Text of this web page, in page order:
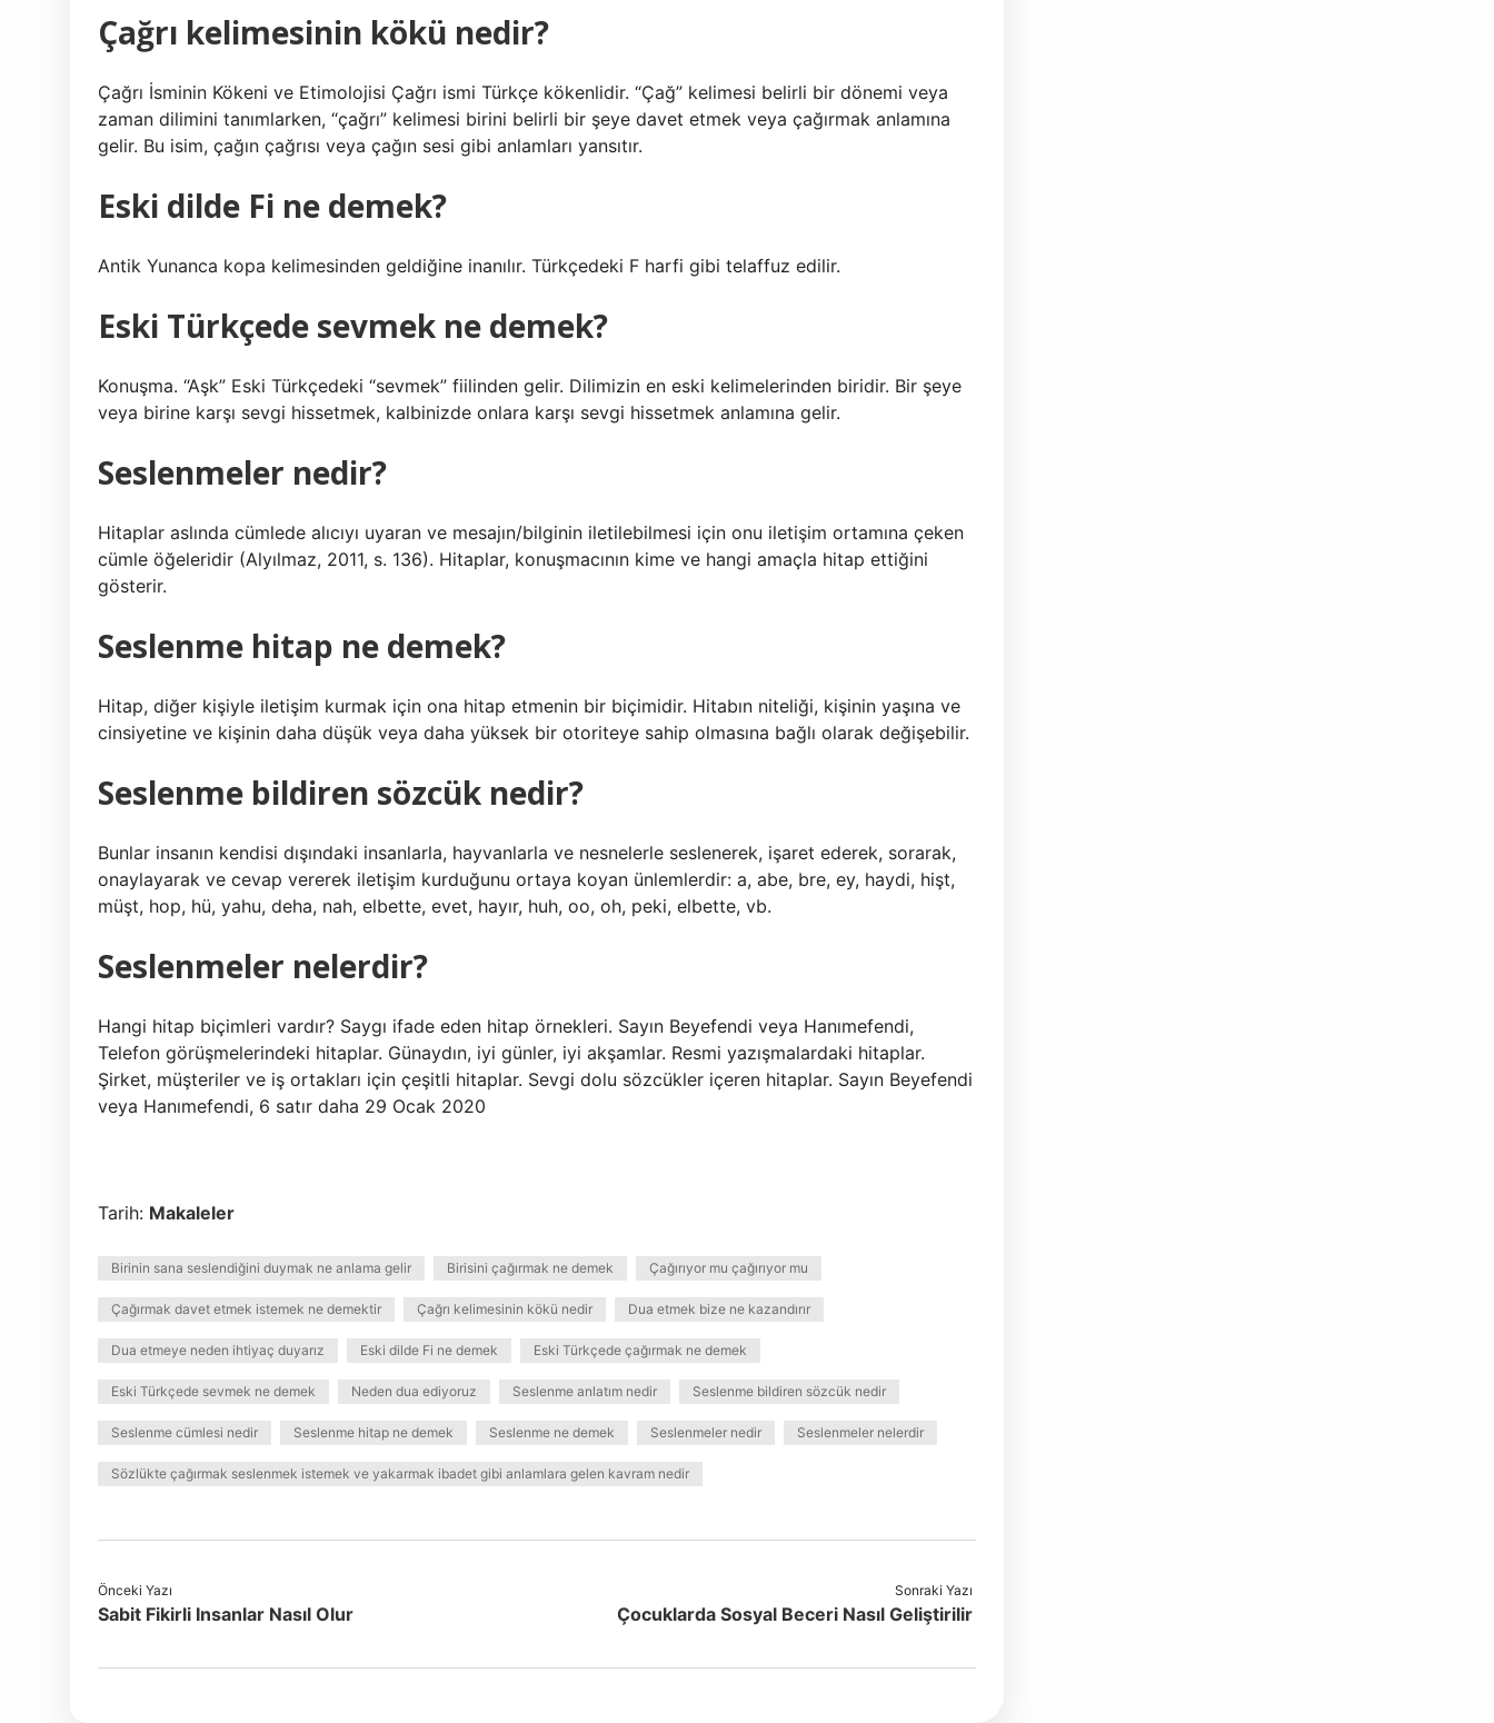
Çağrı kelimesinin kökü nedir?
Çağrı İsminin Kökeni ve Etimolojisi Çağrı ismi Türkçe kökenlidir. “Çağ” kelimesi belirli bir dönemi veya
zaman dilimini tanımlarken, “çağrı” kelimesi birini belirli bir şeye davet etmek veya çağırmak anlamına
gelir. Bu isim, çağın çağrısı veya çağın sesi gibi anlamları yansıtır.
Eski dilde Fi ne demek?
Antik Yunanca kopa kelimesinden geldiğine inanılır. Türkçedeki F harfi gibi telaffuz edilir.
Eski Türkçede sevmek ne demek?
Konuşma. “Aşk” Eski Türkçedeki “sevmek” fiilinden gelir. Dilimizin en eski kelimelerinden biridir. Bir şeye
veya birine karşı sevgi hissetmek, kalbinizde onlara karşı sevgi hissetmek anlamına gelir.
Seslenmeler nedir?
Hitaplar aslında cümlede alıcıyı uyaran ve mesajın/bilginin iletilebilmesi için onu iletişim ortamına çeken
cümle öğeleridir (Alyılmaz, 2011, s. 136). Hitaplar, konuşmacının kime ve hangi amaçla hitap ettiğini
gösterir.
Seslenme hitap ne demek?
Hitap, diğer kişiyle iletişim kurmak için ona hitap etmenin bir biçimidir. Hitabın niteliği, kişinin yaşına ve
cinsiyetine ve kişinin daha düşük veya daha yüksek bir otoriteye sahip olmasına bağlı olarak değişebilir.
Seslenme bildiren sözcük nedir?
Bunlar insanın kendisi dışındaki insanlarla, hayvanlarla ve nesnelerle seslenerek, işaret ederek, sorarak,
onaylayarak ve cevap vererek iletişim kurduğunu ortaya koyan ünlemlerdir: a, abe, bre, ey, haydi, hişt,
müşt, hop, hü, yahu, deha, nah, elbette, evet, hayır, huh, oo, oh, peki, elbette, vb.
Seslenmeler nelerdir?
Hangi hitap biçimleri vardır? Saygı ifade eden hitap örnekleri. Sayın Beyefendi veya Hanımefendi,
Telefon görüşmelerindeki hitaplar. Günaydın, iyi günler, iyi akşamlar. Resmi yazışmalardaki hitaplar.
Şirket, müşteriler ve iş ortakları için çeşitli hitaplar. Sevgi dolu sözcükler içeren hitaplar. Sayın Beyefendi
veya Hanımefendi, 6 satır daha 29 Ocak 2020
Tarih: Makaleler
Birinin sana seslendiğini duymak ne anlama gelir Birisini çağırmak ne demek Çağırıyor mu çağırıyor mu
Çağırmak davet etmek istemek ne demektir Çağrı kelimesinin kökü nedir Dua etmek bize ne kazandırır
Dua etmeye neden ihtiyaç duyarız Eski dilde Fi ne demek Eski Türkçede çağırmak ne demek
Eski Türkçede sevmek ne demek Neden dua ediyoruz Seslenme anlatım nedir Seslenme bildiren sözcük nedir
Seslenme cümlesi nedir Seslenme hitap ne demek Seslenme ne demek Seslenmeler nedir Seslenmeler nelerdir
Sözlükte çağırmak seslenmek istemek ve yakarmak ibadet gibi anlamlara gelen kavram nedir
Önceki Yazı
Sabit Fikirli Insanlar Nasıl Olur
Sonraki Yazı
Çocuklarda Sosyal Beceri Nasıl Geliştirilir